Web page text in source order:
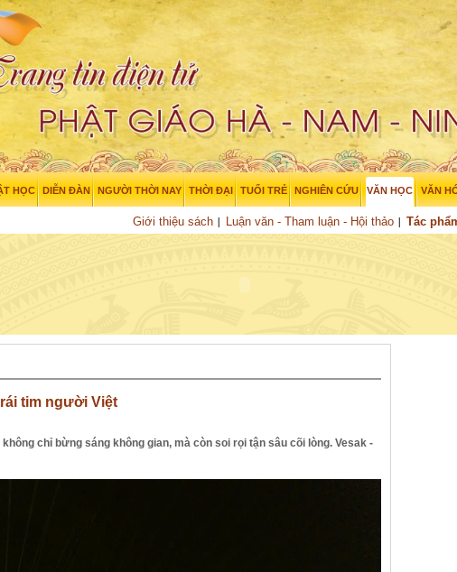
HỌC DIỄN ĐÀN NGƯỜI THỜI NAY THỜI ĐẠI TUỔI TRẺ NGHIÊN CỨU VĂN HỌC
Giới thiệu sách Luận văn - Tham luận - Hội thảo Tác
VĂN
tim người Việt
chỉ bừng sáng không gian, mà còn soi rọi tận sâu cõi lòng. Vesak -